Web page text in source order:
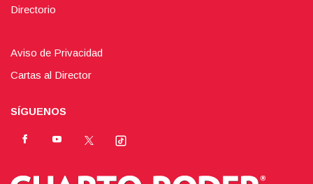
Directorio
Aviso de Privacidad
Cartas al Director
SÍGUENOS